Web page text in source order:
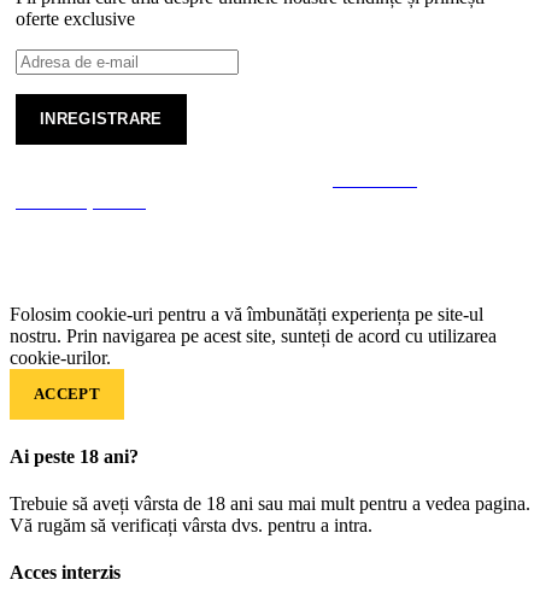
oferte exclusive
Folosim cookie-uri pentru a vă îmbunătăți experiența pe site-ul
nostru. Prin navigarea pe acest site, sunteți de acord cu utilizarea
cookie-urilor.
ACCEPT
Ai peste 18 ani?
Trebuie să aveți vârsta de 18 ani sau mai mult pentru a vedea pagina.
Vă rugăm să verificați vârsta dvs. pentru a intra.
Acces interzis